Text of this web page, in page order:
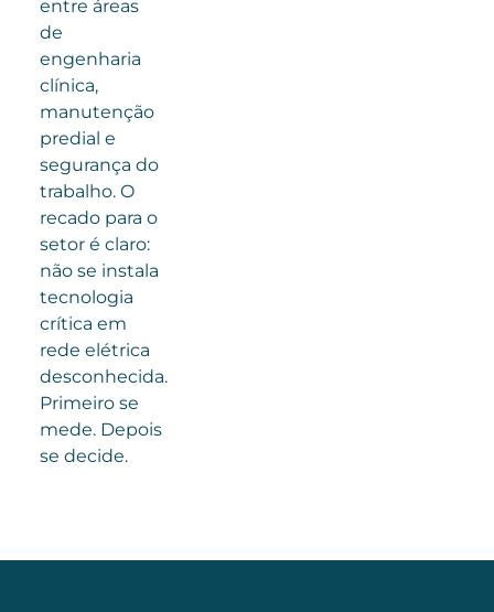
entre áreas
de
engenharia
clínica,
manutenção
predial e
segurança do
trabalho. O
recado para o
setor é claro:
não se instala
tecnologia
crítica em
rede elétrica
desconhecida.
Primeiro se
mede. Depois
se decide.